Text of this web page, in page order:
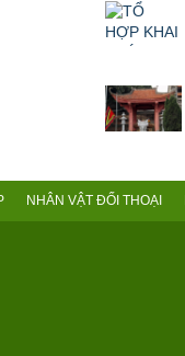
NHÂN VẬT ĐỐI THOẠI